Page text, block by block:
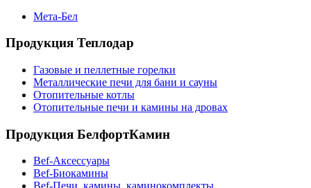
Мета-Бел
Продукция Теплодар
Газовые и пеллетные горелки
Металлические печи для бани и сауны
Отопительные котлы
Отопительные печи и камины на дровах
Продукция БелфортКамин
Bef-Аксессуары
Bef-Биокамины